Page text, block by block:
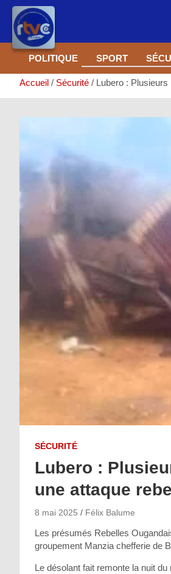
Aller
contenu
POLITIQUE SPORT
Accueil Sécurité Lubero :
SÉCURITÉ
Lubero :
une attaque
8 mai 2025 Félix Balume
Les présumés Rebelles
groupement Manzia chefferie de
Le désolant fait remonte la nuit